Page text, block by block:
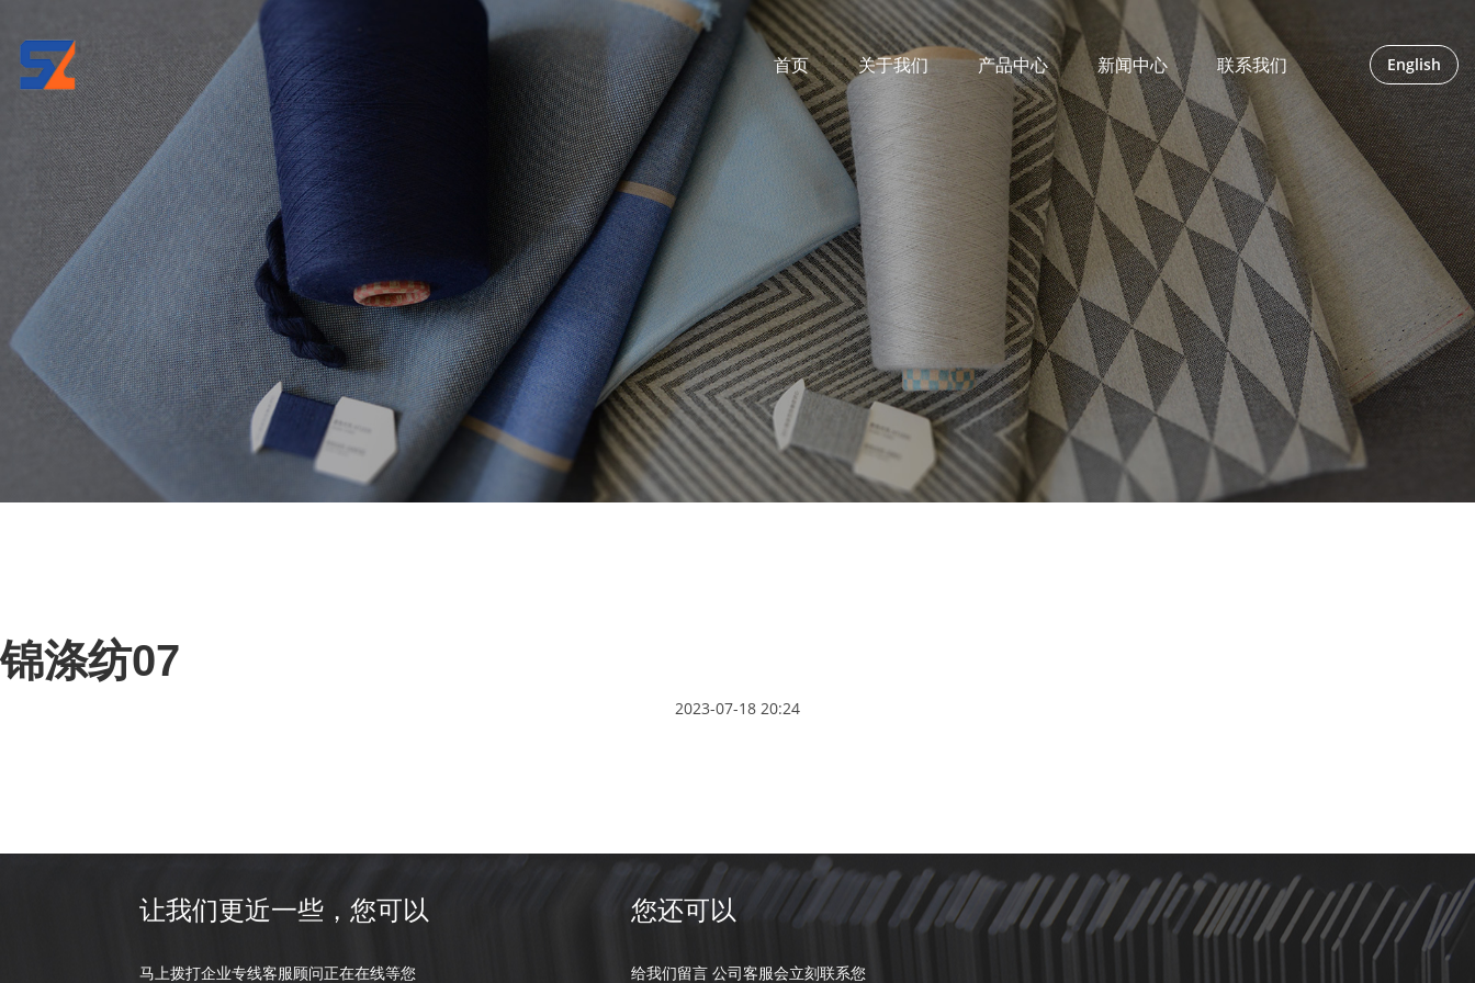
首页 关于我们 产品中心 新闻中心 联系我们 English
锦涤纺07
2023-07-18 20:24
让我们更近一些，您可以
马上拨打企业专线客服顾问正在在线等您
您还可以
给我们留言 公司客服会立刻联系您